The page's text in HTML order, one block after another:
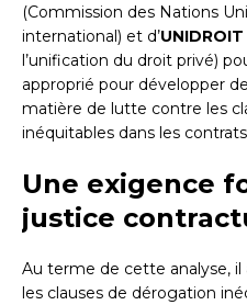
(Commission des Nations
international) et d’UNIDROIT
l’unification du droit privé)
approprié pour développer
matière de lutte contre les
inéquitables dans les
Une exigence
justice
Au terme de cette analyse,
les clauses de dérogation